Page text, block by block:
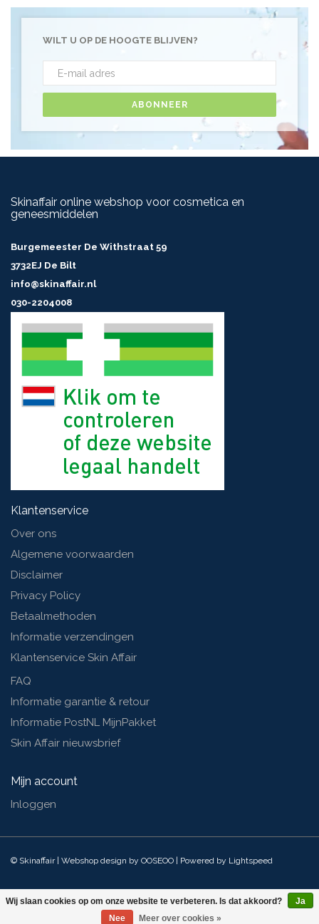
WILT U OP DE HOOGTE BLIJVEN?
ABONNEER
Skinaffair online webshop voor cosmetica en
geneesmiddelen
Burgemeester De Withstraat 59
3732EJ De Bilt
info@skinaffair.nl
030-2204008
Klantenservice
Over ons
Algemene voorwaarden
Disclaimer
Privacy Policy
Betaalmethoden
Informatie verzendingen
Klantenservice Skin Affair
FAQ
Informatie garantie & retour
Informatie PostNL MijnPakket
Skin Affair nieuwsbrief
Mijn account
Inloggen
© Skinaffair | Webshop design by OOSEOO | Powered by Lightspeed
Wij slaan cookies op om onze website te verbeteren. Is dat akkoord?
Ja
Nee
Meer over cookies »